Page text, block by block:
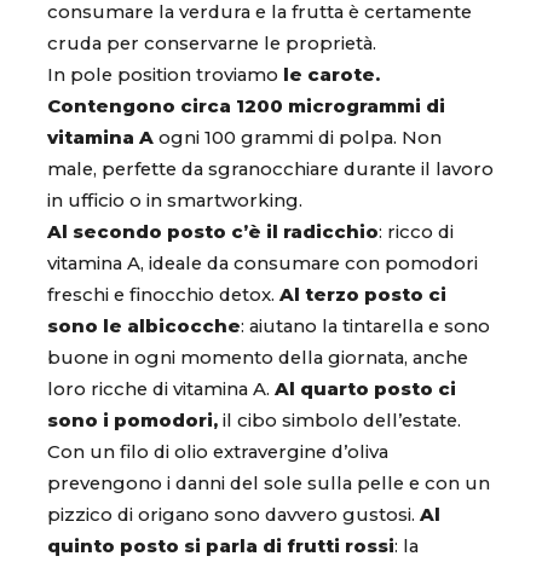
consumare la verdura e la frutta è certamente
cruda per conservarne le proprietà.
In pole position troviamo
le carote.
Contengono circa 1200 microgrammi di
vitamina A ogni 100 grammi di polpa. Non
male, perfette da sgranocchiare durante il lavoro
in ufficio o in smartworking.
Al secondo posto c’è il radicchio: ricco di
vitamina A, ideale da consumare con pomodori
freschi e finocchio detox. Al terzo posto ci
sono le albicocche: aiutano la tintarella e sono
buone in ogni momento della giornata, anche
loro ricche di vitamina A. Al quarto posto ci
sono i pomodori, il cibo simbolo dell’estate.
Con un filo di olio extravergine d’oliva
prevengono i danni del sole sulla pelle e con un
pizzico di origano sono davvero gustosi. Al
quinto posto si parla di frutti rossi: la